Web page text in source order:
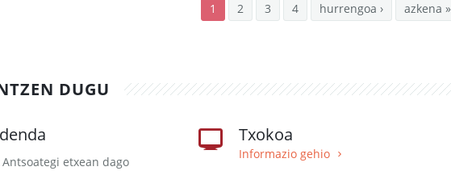
1 2 3 4 hurrengoa › azkena »
DUGU
Antsoategi etxean dago
Txokoa
Informazio gehio